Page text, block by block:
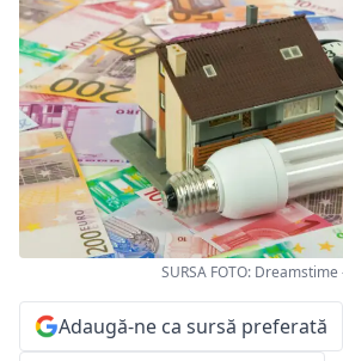
SURSA FOTO:
Adaugă-ne ca sursă preferată